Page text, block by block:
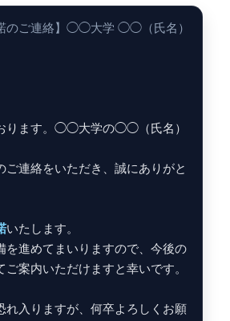
のご連絡】◯◯大学 ◯◯（氏名）
ります。◯◯大学の◯◯（氏名）
ご連絡をいただき、誠にありがと
いたします。
を進めてまいりますので、今後の
ご案内いただけますと幸いです。
れ入りますが、何卒よろしくお願